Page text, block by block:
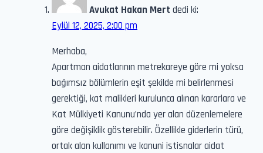
Avukat Hakan Mert dedi ki:
Eylül 12, 2025, 2:00 pm
Merhaba,
Apartman aidatlarının metrekareye göre mi yoksa
bağımsız bölümlerin eşit şekilde mi belirlenmesi
gerektiği, kat malikleri kurulunca alınan kararlara ve
Kat Mülkiyeti Kanunu’nda yer alan düzenlemelere
göre değişiklik gösterebilir. Özellikle giderlerin türü,
ortak alan kullanımı ve kanuni istisnalar aidat